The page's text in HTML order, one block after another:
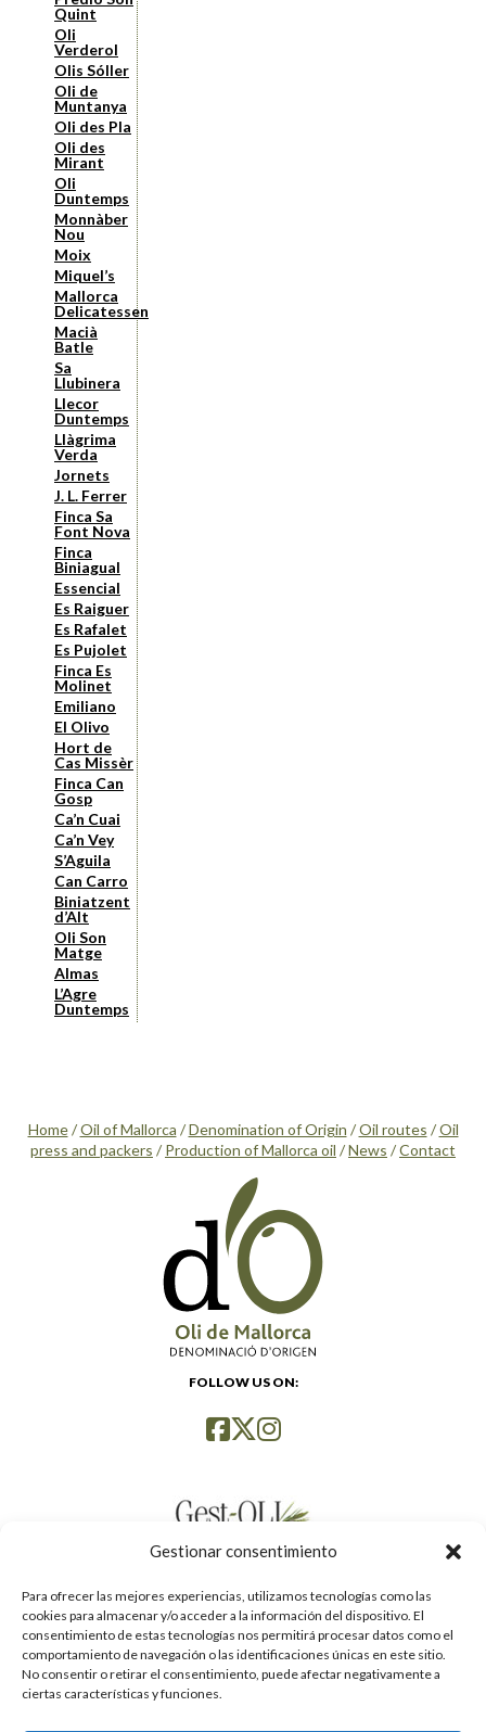
Gestionar consentimiento
Para ofrecer las mejores experiencias, utilizamos tecnologías como las
cookies para almacenar y/o acceder a la información del dispositivo. El
consentimiento de estas tecnologías nos permitirá procesar datos como el
comportamiento de navegación o las identificaciones únicas en este sitio.
No consentir o retirar el consentimiento, puede afectar negativamente a
ciertas características y funciones.
Quint
Oli
Verderol
Olis Sóller
Oli de
Muntanya
Oli des Pla
Oli des
Mirant
Oli
Duntemps
Monnàber
Nou
Moix
Miquel’s
Mallorca
Delicatessen
Macià
Batle
Sa
Llubinera
Llecor
Duntemps
Llàgrima
Verda
Jornets
J. L. Ferrer
Finca Sa
Font Nova
Finca
Biniagual
Essencial
Es Raiguer
Es Rafalet
Es Pujolet
Finca Es
Molinet
Emiliano
El Olivo
Hort de
Cas Missèr
Finca Can
Gosp
Ca’n Cuai
Ca’n Vey
S’Aguila
Can Carro
Biniatzent
d’Alt
Oli Son
Matge
Almas
L’Agre
Duntemps
Home/Oil of Mallorca /Denomination of Origin /Oil routes /Oil
press and packers / Production of Mallorca oil /News /Contact
FOLLOW US ON: